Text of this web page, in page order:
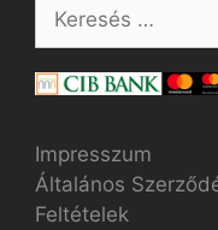
Impresszum
Általános
Feltételek